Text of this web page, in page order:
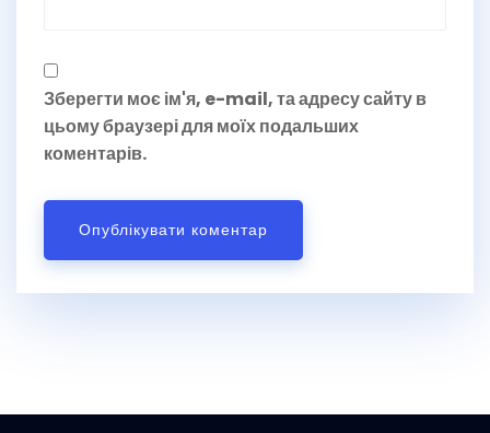
Зберегти моє ім'я, e-mail, та адресу сайту в
цьому браузері для моїх подальших
коментарів.